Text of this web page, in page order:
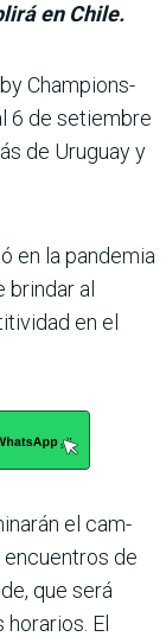
en Chile.
Champions­
6 de setiembre
de Uruguay y
en la pan­demia
al
en el
el cam­
de
que será
El